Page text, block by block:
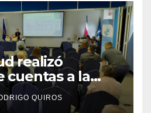
realizó
cuentas a la
QUIROS